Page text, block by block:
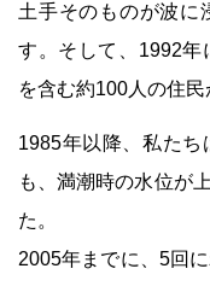
土手そのものが波に
す。そして、1992年
を含む約100人の住民
1985年以降、私た
も、満潮時の水位が
た。
2005年までに、5回